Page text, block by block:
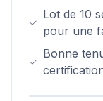
Lot de 10
pour une
Bonne